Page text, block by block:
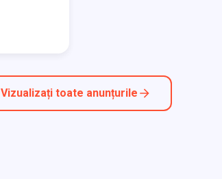
Vizualizați toate anunțurile